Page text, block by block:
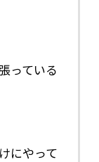
っている
にやって